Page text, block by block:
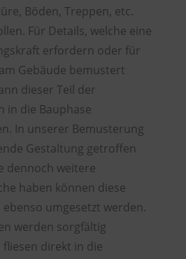
Böden, Treppen, etc.
Für Details, welche eine
erfordern oder für
Gebäude bemustert
dieser Teil der
in die Bauphase
In unserer Bemusterung
Gestaltung getroffen
dennoch weitere
haben können diese
umgesetzt werden.
werden sorgfältig
direkt in die